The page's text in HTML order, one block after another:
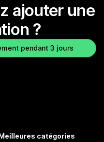
ajouter une
?
pendant 3 jours
catégories